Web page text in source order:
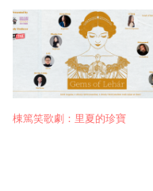
棟篤笑歌劇：里夏的珍寶